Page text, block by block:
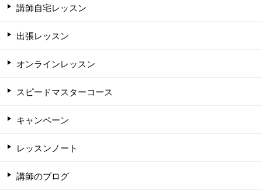
講師自宅レッスン
出張レッスン
オンラインレッスン
スピードマスターコース
キャンペーン
レッスンノート
講師のブログ